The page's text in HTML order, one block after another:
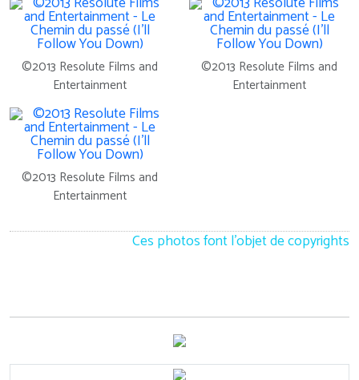
©2013 Resolute Films and
Entertainment
©2013 Resolute Films and
Entertainment
©2013 Resolute Films and
Entertainment
Ces photos font l'objet de copyrights